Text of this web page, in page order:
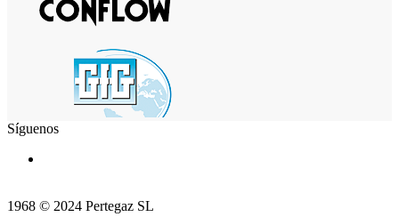
Síguenos
1968 © 2024 Pertegaz SL